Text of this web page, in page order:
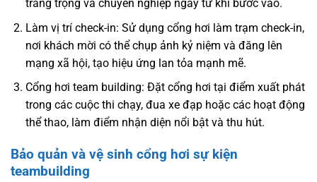
trang trọng và chuyên nghiệp ngay từ khi bước vào.
Làm vị trí check-in: Sử dụng cổng hơi làm trạm check-in,
nơi khách mời có thể chụp ảnh kỷ niệm và đăng lên
mạng xã hội, tạo hiệu ứng lan tỏa mạnh mẽ.
Cổng hơi team building: Đặt cổng hơi tại điểm xuất phát
trong các cuộc thi chạy, đua xe đạp hoặc các hoạt động
thể thao, làm điểm nhận diện nổi bật và thu hút.
Bảo quản và vệ sinh cổng hơi sự kiện
teambuilding